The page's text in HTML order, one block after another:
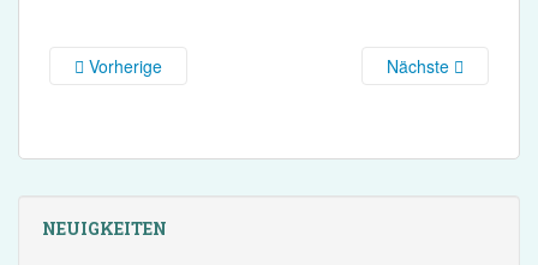
Vorherige Nächste
NEUIGKEITEN